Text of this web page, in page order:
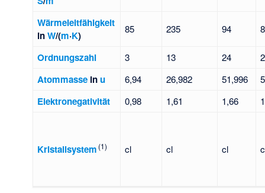
Wärmeleitfähigkeit
inW/(m·K)
85 235 94
Ordnungszahl 3 13 24
Atommasse inu 6,94 26,982 51,996
Elektronegativität 0,98 1,61 1,66
Kristallsystem (1) cl cl cl